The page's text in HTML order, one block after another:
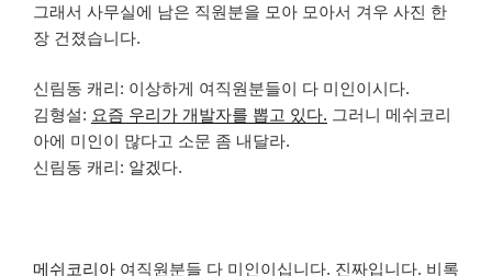
그래서 사무실에 남은 직원분을 모아 모아서 겨우 사진 한
장 건졌습니다.
신림동 캐리: 이상하게 여직원분들이 다 미인이시다.
김형설: 요즘 우리가 개발자를 뽑고 있다. 그러니 메쉬코리
아에 미인이 많다고 소문 좀 내달라.
신림동 캐리: 알겠다.
메쉬코리아 여직원분들 다 미인이십니다. 진짜입니다. 비록